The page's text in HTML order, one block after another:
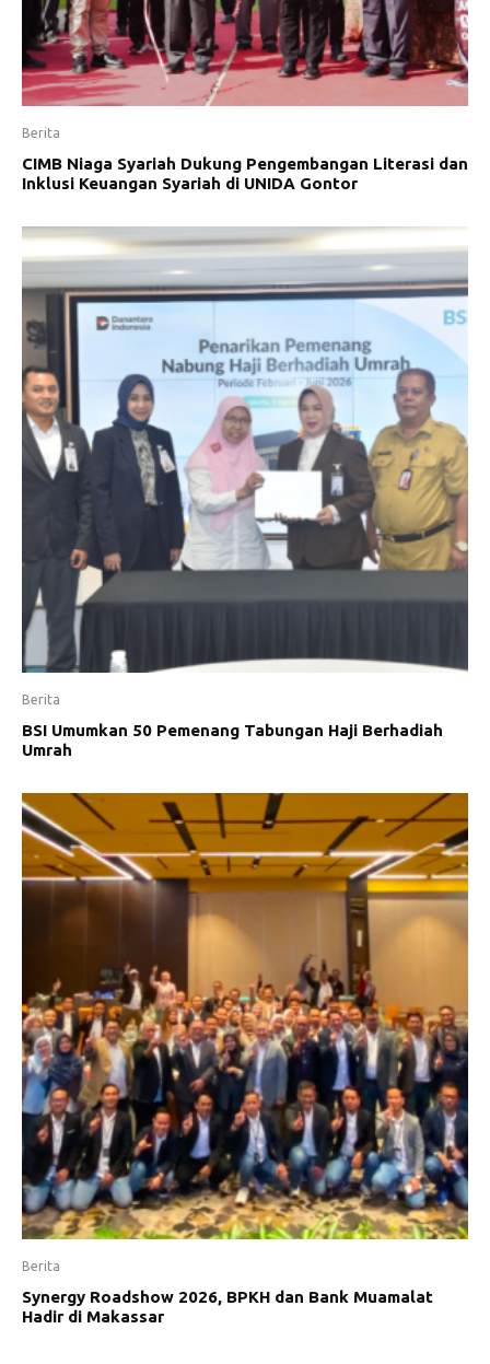
Berita
CIMB Niaga Syariah Dukung Pengembangan Literasi dan
Inklusi Keuangan Syariah di UNIDA Gontor
Berita
BSI Umumkan 50 Pemenang Tabungan Haji Berhadiah
Umrah
Berita
Synergy Roadshow 2026, BPKH dan Bank Muamalat
Hadir di Makassar